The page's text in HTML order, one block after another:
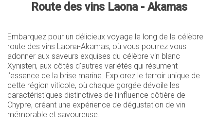
Route des vins Laona - Akamas
Embarquez pour un délicieux voyage le long de la célèbre
route des vins Laona-Akamas, où vous pourrez vous
adonner aux saveurs exquises du célèbre vin blanc
Xynisteri, aux côtés d’autres variétés qui résument
l’essence de la brise marine. Explorez le terroir unique de
cette région viticole, où chaque gorgée dévoile les
caractéristiques distinctives de l’influence côtière de
Chypre, créant une expérience de dégustation de vin
mémorable et savoureuse.